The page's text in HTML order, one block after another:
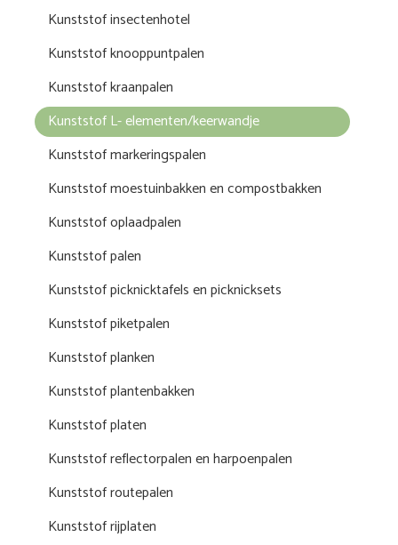
Kunststof insectenhotel
Kunststof knooppuntpalen
Kunststof kraanpalen
Kunststof L- elementen/keerwandje
Kunststof markeringspalen
Kunststof moestuinbakken en compostbakken
Kunststof oplaadpalen
Kunststof palen
Kunststof picknicktafels en picknicksets
Kunststof piketpalen
Kunststof planken
Kunststof plantenbakken
Kunststof platen
Kunststof reflectorpalen en harpoenpalen
Kunststof routepalen
Kunststof rijplaten